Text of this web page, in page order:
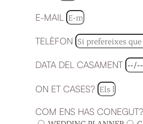
E-MAIL
TELÈFON
DATA DEL CASAMENT
ON ET CASES?
COM ENS HAS CONEGUT?